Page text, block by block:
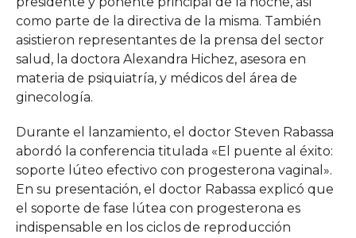
como parte de la directiva de la misma. También
asistieron representantes de la prensa del sector
salud, la doctora Alexandra Hichez, asesora en
materia de psiquiatría, y médicos del área de
ginecología.
Durante el lanzamiento, el doctor Steven Rabassa
abordó la conferencia titulada «El puente al éxito:
soporte lúteo efectivo con progesterona vaginal».
En su presentación, el doctor Rabassa explicó que
el soporte de fase lútea con progesterona es
indispensable en los ciclos de reproducción